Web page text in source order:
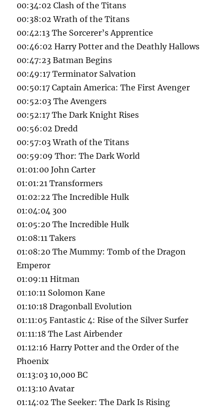
00:34:02 Clash of the Titans
00:38:02 Wrath of the Titans
00:42:13 The Sorcerer’s Apprentice
00:46:02 Harry Potter and the Deathly Hallows
00:47:23 Batman Begins
00:49:17 Terminator Salvation
00:50:17 Captain America: The First Avenger
00:52:03 The Avengers
00:52:17 The Dark Knight Rises
00:56:02 Dredd
00:57:03 Wrath of the Titans
00:59:09 Thor: The Dark World
01:01:00 John Carter
01:01:21 Transformers
01:02:22 The Incredible Hulk
01:04:04 300
01:05:20 The Incredible Hulk
01:08:11 Takers
01:08:20 The Mummy: Tomb of the Dragon
Emperor
01:09:11 Hitman
01:10:11 Solomon Kane
01:10:18 Dragonball Evolution
01:11:05 Fantastic 4: Rise of the Silver Surfer
01:11:18 The Last Airbender
01:12:16 Harry Potter and the Order of the
Phoenix
01:13:03 10,000 BC
01:13:10 Avatar
01:14:02 The Seeker: The Dark Is Rising